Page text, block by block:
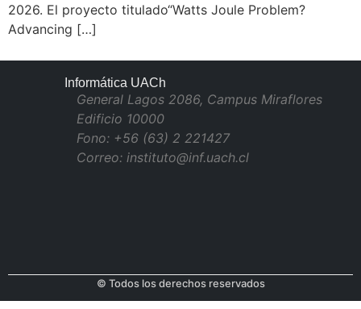
2026. El proyecto titulado“Watts Joule Problem?
Advancing […]
Informática UACh
General Lagos 2086, Campus Miraflores
Edificio 10000
Fono: +56 (63) 2 221427
Correo: instituto@inf.uach.cl
© Todos los derechos reservados